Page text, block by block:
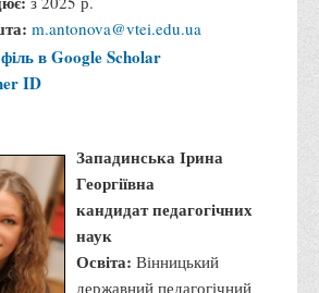
m.antonova@vtei.edu.ua
в Google Scholar
ID
Западинська Ірина
Георгіївна
кандидат педагогічних
наук
Освіта: Вінницький
державний педагогічний